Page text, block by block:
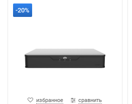
-20%
избранное сравнить